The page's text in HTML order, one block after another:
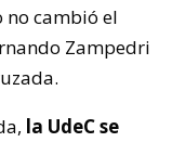
cambió el
Zampedri
la UdeC se